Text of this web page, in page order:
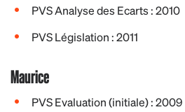
PVS Analyse des Ecarts : 2010
PVS Législation : 2011
Maurice
PVS Evaluation (initiale) : 2009